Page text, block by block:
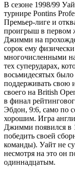
В сезоне 1998/99
турнире Pontins
Премьер-лиге и
проигрыш в первом
Джимми на
сорок ему
многочисленными
тех суперударах,
восьмидесятых
поддерживать свою
своего на British
в финал
Эбдон, 9:6, само по
хорошим. Игра
Джимми появился в
победить своей
команды). Уайт не
несмотря на это он
одиннадцатым.